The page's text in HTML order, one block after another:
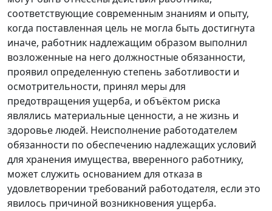
соответствующие современным знаниям и опыту,
когда поставленная цель не могла быть достигнута
иначе, работник надлежащим образом выполнил
возложенные на него должностные обязанности,
проявил определенную степень заботливости и
осмотрительности, принял меры для
предотвращения ущерба, и объёктом риска
являлись материальные ценности, а не жизнь и
здоровье людей. Неисполнение работодателем
обязанности по обеспечению надлежащих условий
для хранения имущества, вверенного работнику,
может служить основанием для отказа в
удовлетворении требований работодателя, если это
явилось причиной возникновения ущерба.